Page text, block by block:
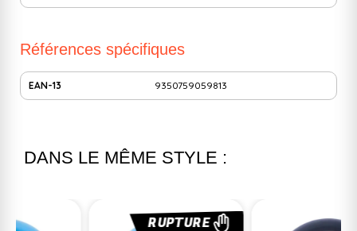
Références spécifiques
EAN-13 9350759059813
DANS LE MÊME STYLE :
RUPTURE